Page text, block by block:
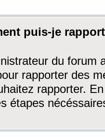
puis-je
du forum
rapporter des
rapporter.
étapes